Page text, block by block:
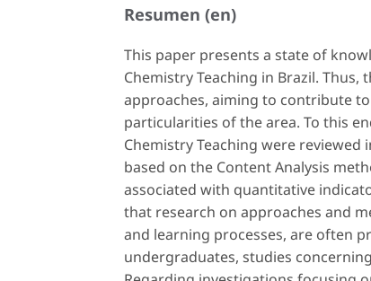
Resumen (en)
This paper presents a state of
Chemistry Teaching in Brazil.
approaches, aiming to contribute
particularities of the area. To this
Chemistry Teaching were reviewed
based on the Content Analysis
associated with quantitative
that research on approaches and
and learning processes, are often
undergraduates, studies